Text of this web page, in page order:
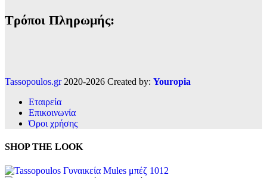
Τρόποι Πληρωμής:
Tassopoulos.gr2020-2026 Created by: Youropia
Εταιρεία
Επικοινωνία
Όροι χρήσης
SHOP THE LOOK